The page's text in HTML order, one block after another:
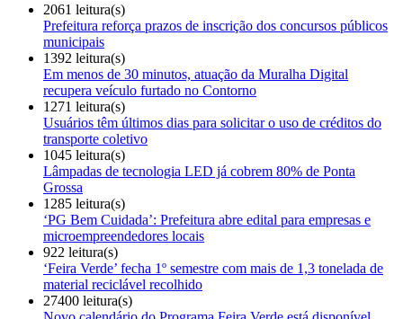
2061 leitura(s)
Prefeitura reforça prazos de inscrição dos concursos públicos
municipais
1392 leitura(s)
Em menos de 30 minutos, atuação da Muralha Digital
recupera veículo furtado no Contorno
1271 leitura(s)
Usuários têm últimos dias para solicitar o uso de créditos do
transporte coletivo
1045 leitura(s)
Lâmpadas de tecnologia LED já cobrem 80% de Ponta
Grossa
1285 leitura(s)
‘PG Bem Cuidada’: Prefeitura abre edital para empresas e
microempreendedores locais
922 leitura(s)
‘Feira Verde’ fecha 1º semestre com mais de 1,3 tonelada de
material reciclável recolhido
27400 leitura(s)